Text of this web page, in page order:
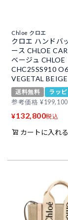
Chloe クロエ
クロエ ハンドバ
ース CHLOE
ベージュ CHLOE
CHC25SS910
VEGETAL BEIGE
送料無料
ラッ
参考価格 ¥199,100
¥132,800税込
カートに入れる